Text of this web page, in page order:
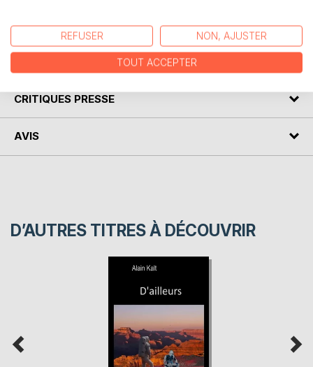
CRITIQUES PRESSE
AVIS
D’AUTRES TITRES À DÉCOUVRIR
REFUSER NON, AJUSTER
TOUT ACCEPTER